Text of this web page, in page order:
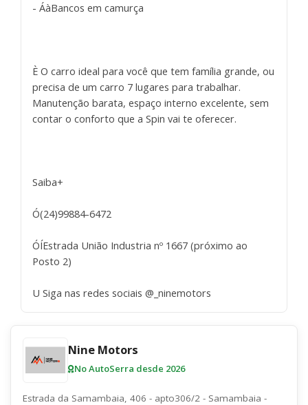
- ÁàBancos em camurça
È O carro ideal para você que tem família grande, ou
precisa de um carro 7 lugares para trabalhar.
Manutenção barata, espaço interno excelente, sem
contar o conforto que a Spin vai te oferecer.
Saiba+
Ó(24)99884-6472
ÓÍEstrada União Industria nº 1667 (próximo ao
Posto 2)
U Siga nas redes sociais @_ninemotors
Nine Motors
No AutoSerra desde 2026
Estrada da Samambaia, 406 - apto306/2 - Samambaia -